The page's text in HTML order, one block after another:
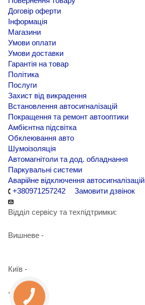
Договір оферти
Інформація
Магазини
Умови оплати
Умови доставки
Гарантія на товар
Політика
Послуги
Захист від викрадення
Встановлення автосигналізацій
Покращення та ремонт автооптики
Амбієнтна підсвітка
Обклеювання авто
Шумоізоляція
Автомагнітоли та дод. обладнання
Паркувальні системи
Аварійне відключення автосигналізацій
+380971257242
Замовити дзвінок
Відділ сервісу та техпідтримки:
Вишневе -
Київ -
+38 098 989 03 30
,
+38 097 125 72 42